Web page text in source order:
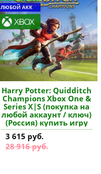
ЛЮБОЙ АКК
Harry Potter: Quidditch
Champions Xbox One &
Series X|S (покупка на
любой аккаунт / ключ)
(Россия) купить игру
3 615 руб.
28 916 руб.